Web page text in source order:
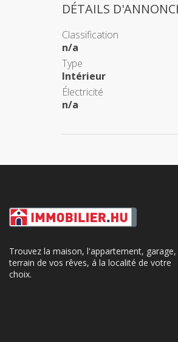
Cookie Consent
DÉTAILS
Classification
n/a
Type
Intérieur
Électricité
n/a
Trouvez la maison, l'appartement, garage,
terrain de vos rêves, á la localité de votre
choix.